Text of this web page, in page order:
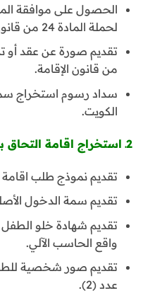
الحصول على موافقة
لحملة المادة 24 من قانون الأقامة.
من قانون الإقامة.
سداد رسوم استخراج
الكويت.
2ـ استخراج اقامة التحاق بعائل للأطفال :ـ
تقديم نموذج طلب
تقديم سمة الدخول
تقديم شهادة خلو
واقع الحاسب الآلي.
عدد (2).